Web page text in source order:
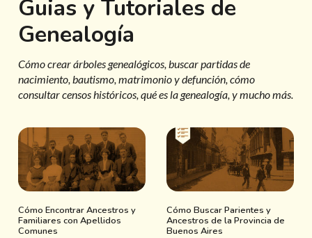
Guias y Tutoriales de
Genealogía
Cómo crear árboles genealógicos, buscar partidas de
nacimiento, bautismo, matrimonio y defunción, cómo
consultar censos históricos, qué es la genealogía, y mucho más.
Cómo Encontrar Ancestros y
Familiares con Apellidos
Comunes
Cómo Buscar Parientes y
Ancestros de la Provincia de
Buenos Aires